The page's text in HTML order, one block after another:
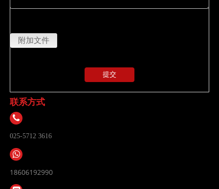
附加文件
提交
联系方式
025-5712 3616
18606192990